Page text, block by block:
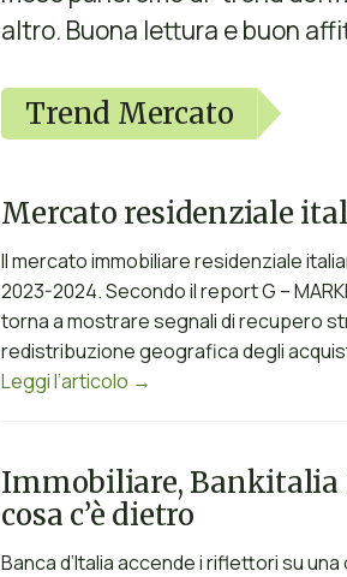
altro. Buona lettura e buon
Trend Mercato
Mercato residenziale
Il mercato immobiliare residenziale
2023-2024. Secondo il report G –
torna a mostrare segnali di recupero
redistribuzione geografica degli
Leggi l’articolo →
Immobiliare, Bankitalia
cosa c’è dietro
Banca d’Italia accende i riflettori su